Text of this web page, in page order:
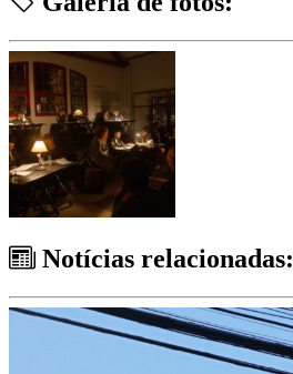
Notícias relacionadas: